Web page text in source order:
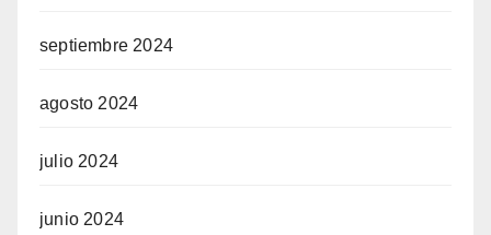
septiembre 2024
agosto 2024
julio 2024
junio 2024